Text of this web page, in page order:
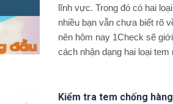
lĩnh vực. Trong đó có hai
nhiều bạn vẫn chưa biết rõ
nên hôm nay 1Check sẽ
cách nhận dạng hai loại tem
Kiểm tra tem chống